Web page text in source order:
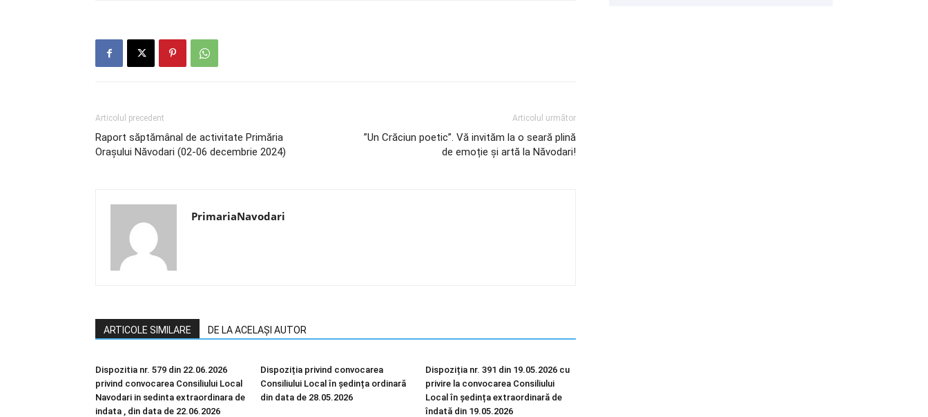
Articolul precedent
Raport săptămânal de activitate Primăria
Orașului Năvodari (02-06 decembrie 2024)
Articolul următor
”Un Crăciun poetic”. Vă invităm la o seară plină
de emoție și artă la Năvodari!
PrimariaNavodari
ARTICOLE SIMILARE DE LA ACELAȘI AUTOR
Dispozitia nr. 579 din 22.06.2026
privind convocarea Consiliului Local
Navodari in sedinta extraordinara de
indata , din data de 22.06.2026
Dispoziția privind convocarea
Consiliului Local în ședința ordinară
din data de 28.05.2026
Dispoziția nr. 391 din 19.05.2026 cu
privire la convocarea Consiliului
Local în ședința extraordinară de
îndată din 19.05.2026